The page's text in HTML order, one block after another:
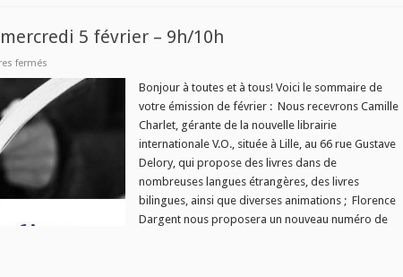
mercredi 5 février – 9h/10h
ferméssur
Vie
des
Livres
–
mercredi
–
9h/10h
Bonjour à toutes et à tous! Voici le sommaire de
votre émission de février : Nous recevrons Camille
Charlet, gérante de la nouvelle librairie
internationale V.O., située à Lille, au 66 rue Gustave
Delory, qui propose des livres dans de
nombreuses langues étrangères, des livres
bilingues, ainsi que diverses animations ; Florence
Dargent nous proposera un nouveau numéro de